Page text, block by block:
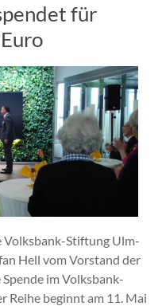
für
Volksbank-Stiftung Ulm-
Hell vom Vorstand der
im Volksbank-
Reihe beginnt am 11. Mai